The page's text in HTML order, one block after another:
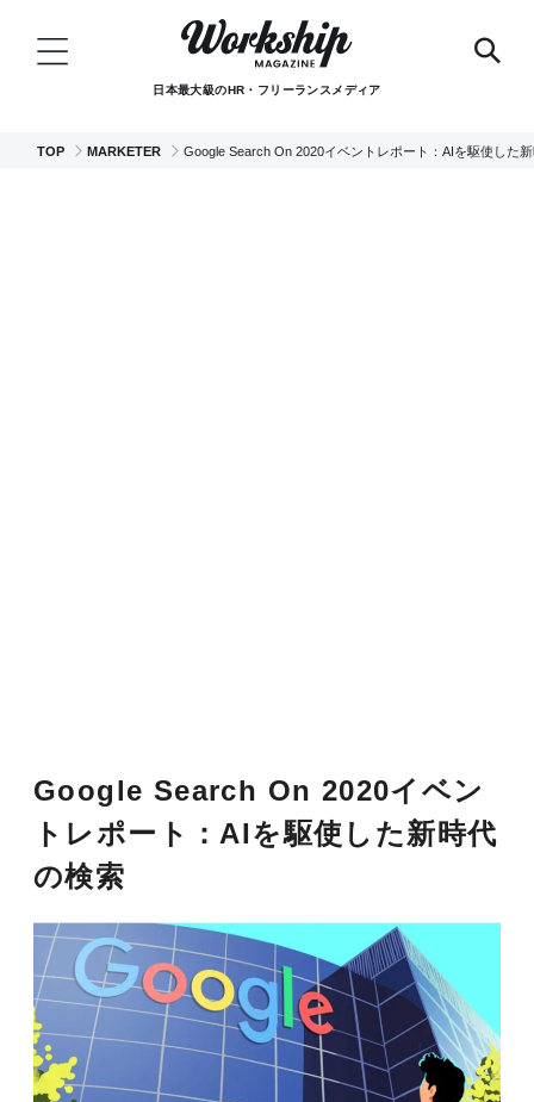
日本最大級のHR・フリーランスメディア
TOP MARKETER Google Search On 2020イベントレポート：AIを駆使した
Google Search On 2020イベン
トレポート：AIを駆使した新時代
の検索